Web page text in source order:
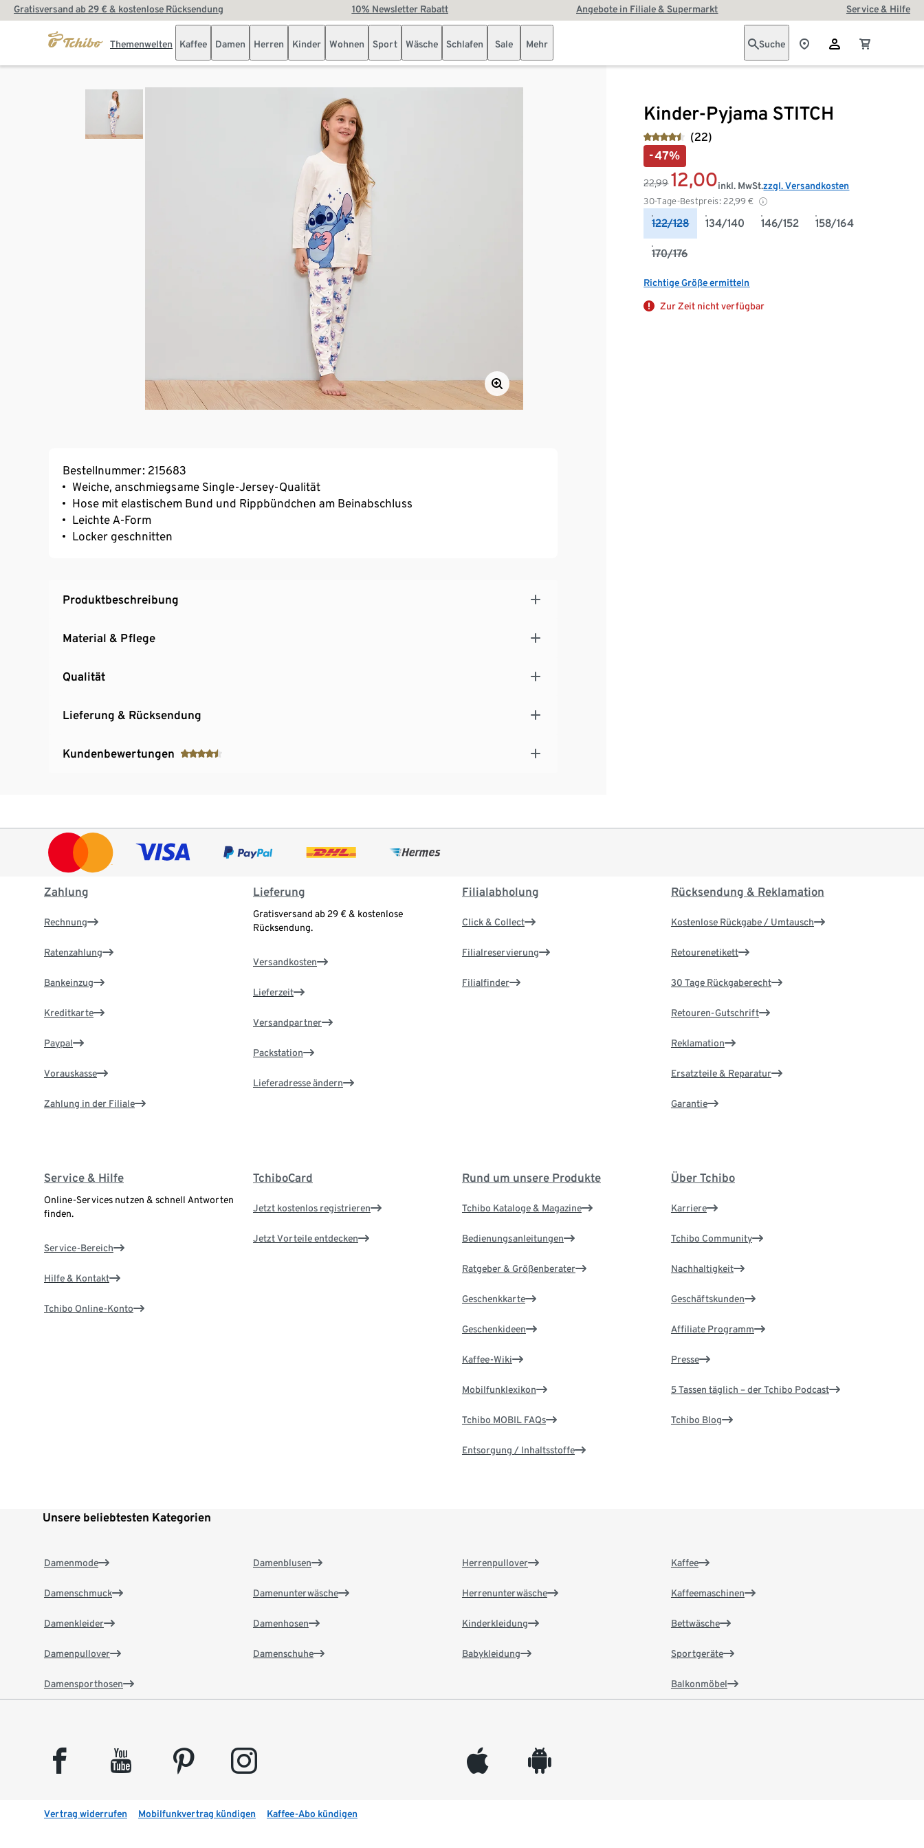
Gratisversand ab 29 € & kostenlose Rücksendung 10% Newsletter Rabatt Angebote in Filiale & Supermarkt Service & Hilfe
Themenwelten Kaffee Damen Herren Kinder Wohnen Sport Wäsche Schlafen Sale Mehr Suche
Kinder-Pyjama STITCH
(22)
-47%
22,99 12,00
30-Tage-Bestpreis: 22,99 €
inkl. MwSt.zzgl. Versandkosten
122/128 134/140 146/152 158/164
170/176
Richtige Größe ermitteln
Zur Zeit nicht verfügbar
Bestellnummer: 215683
Weiche, anschmiegsame Single-Jersey-Qualität
Hose mit elastischem Bund und Rippbündchen am Beinabschluss
Leichte A-Form
Locker geschnitten
Produktbeschreibung
Material & Pflege
Qualität
Lieferung & Rücksendung
Kundenbewertungen
Zahlung
Rechnung
Ratenzahlung
Bankeinzug
Kreditkarte
Paypal
Vorauskasse
Zahlung in der Filiale
Lieferung
Gratisversand ab 29 € & kostenlose
Rücksendung.
Versandkosten
Lieferzeit
Versandpartner
Packstation
Lieferadresse ändern
Filialabholung
Click & Collect
Filialreservierung
Filialfinder
Rücksendung & Reklamation
Kostenlose Rückgabe / Umtausch
Retourenetikett
30 Tage Rückgaberecht
Retouren-Gutschrift
Reklamation
Ersatzteile & Reparatur
Garantie
Service & Hilfe
Online-Services nutzen & schnell Antworten
finden.
Service-Bereich
Hilfe & Kontakt
Tchibo Online-Konto
TchiboCard
Jetzt kostenlos registrieren
Jetzt Vorteile entdecken
Rund um unsere Produkte
Tchibo Kataloge & Magazine
Bedienungsanleitungen
Ratgeber & Größenberater
Geschenkkarte
Geschenkideen
Kaffee-Wiki
Mobilfunklexikon
Tchibo MOBIL FAQs
Entsorgung / Inhaltsstoffe
Über Tchibo
Karriere
Tchibo Community
Nachhaltigkeit
Geschäftskunden
Affiliate Programm
Presse
5 Tassen täglich – der Tchibo Podcast
Tchibo Blog
Unsere beliebtesten Kategorien
Damenmode
Damenschmuck
Damenkleider
Damenpullover
Damensporthosen
Damenblusen
Damenunterwäsche
Damenhosen
Damenschuhe
Herrenpullover
Herrenunterwäsche
Kinderkleidung
Babykleidung
Kaffee
Kaffeemaschinen
Bettwäsche
Sportgeräte
Balkonmöbel
facebook youtube pinterest instagram appleinc android
Vertrag widerrufen Mobilfunkvertrag kündigen Kaffee-Abo kündigen